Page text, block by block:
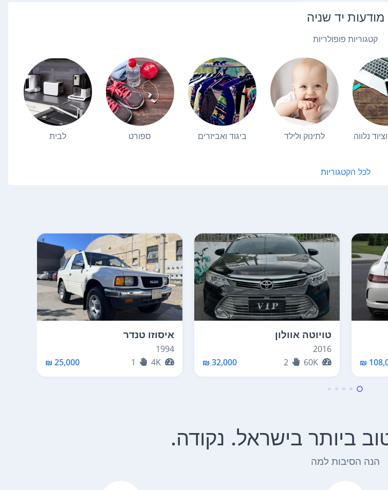
מודעות יד שניה
קטגוריות פופולריות
נלווה לתינוק ולילד ביגוד ואביזרים ספורט לבית
לכל הקטגוריות
טויוטה אוולון
2016
60K
2
32,000 ₪
איסוזו טנדר
1994
4K
1
25,000 ₪
הנה הסיבות למה